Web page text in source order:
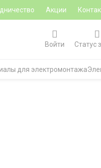
Акции
Войти Статус
для электромонтажа